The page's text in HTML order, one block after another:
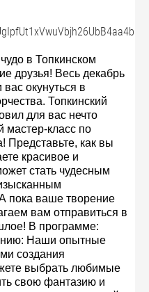
в Топкинском
друзья! Весь декабрь
окунуться в
Топкинский
для вас нечто
мастер-класс по
Представьте, как вы
красивое и
стать чудесным
пока ваше творение
вам отправиться в
В программе:
Наши опытные
создания
выбрать любимые
свою фантазию и